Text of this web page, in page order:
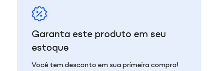
Garanta este produto em seu
estoque
Você tem desconto em sua primeira compra!